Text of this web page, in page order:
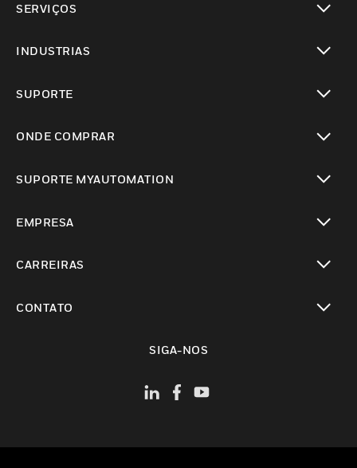
SERVIÇOS
INDUSTRIAS
SUPORTE
ONDE COMPRAR
SUPORTE MYAUTOMATION
EMPRESA
CARREIRAS
CONTATO
SIGA-NOS